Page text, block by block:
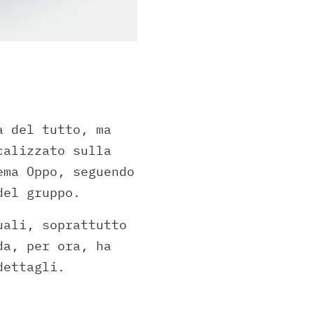
del tutto, ma
sulla
Oppo, seguendo
gruppo.
soprattutto
per ora, ha